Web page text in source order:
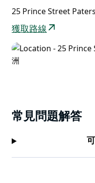
25 Prince Street
獲取路線
常見問題解答